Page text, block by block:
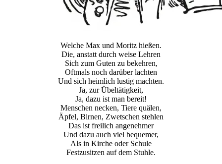
Welche Max und Moritz hießen.
Die, anstatt durch weise Lehren
Sich zum Guten zu bekehren,
Oftmals noch darüber lachten
Und sich heimlich lustig machten.
Ja, zur Übeltätigkeit,
Ja, dazu ist man bereit!
Menschen necken, Tiere quälen,
Äpfel, Birnen, Zwetschen stehlen
Das ist freilich angenehmer
Und dazu auch viel bequemer,
Als in Kirche oder Schule
Festzusitzen auf dem Stuhle.